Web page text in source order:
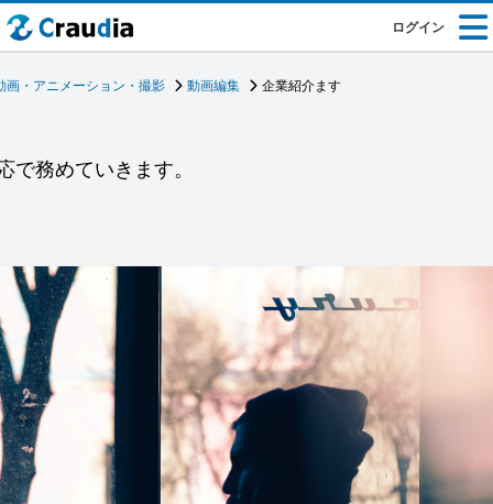
ログイン
画・アニメーション・撮影 動画編集 企業紹介ます
で務めていきます。